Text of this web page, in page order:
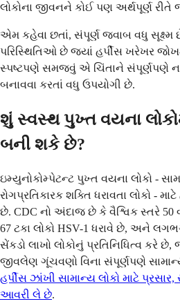
લોકોના જીવનને કોઈ પણ અર્થપૂર્ણ રીતે
એમ કહેવા છતાં, સંપૂર્ણ જવાબ વધુ સૂક્ષ્મ
પરિસ્થિતિઓ છે જ્યાં હર્પીસ ખરેખર
સ્પષ્ટપણે સમજવું એ ચિંતાને સંપૂર્ણપણે
બનાવવા કરતાં વધુ ઉપયોગી છે.
શું સ્વસ્થ પુખ્ત વયના
બની શકે છે?
ઇમ્યુનોકોમ્પેટન્ટ પુખ્ત વયના લોકો -
રોગપ્રતિકારક શક્તિ ધરાવતા લોકો -
છે. CDC નો અંદાજ છે કે વૈશ્વિક સ્તરે
67 ટકા લોકો HSV-1 ધરાવે છે, અને
સેંકડો લાખો લોકોનું પ્રતિનિધિત્વ કરે છે,
જીવલેણ ગૂંચવણો વિના સંપૂર્ણપણે
હર્પીસ ઝાંખી સામાન્ય લોકો માટે
આવરી લે છે.